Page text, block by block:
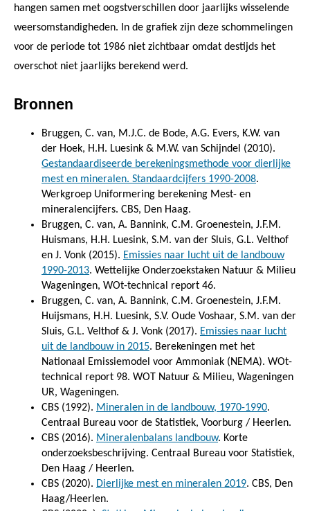
hangen samen met oogstverschillen door jaarlijks wisselende
weersomstandigheden. In de grafiek zijn deze schommelingen
voor de periode tot 1986 niet zichtbaar omdat destijds het
overschot niet jaarlijks berekend werd.
Bronnen
Bruggen, C. van, M.J.C. de Bode, A.G. Evers, K.W. van
der Hoek, H.H. Luesink & M.W. van Schijndel (2010).
Gestandaardiseerde berekeningsmethode voor dierlijke
mest en mineralen. Standaardcijfers 1990-2008.
Werkgroep Uniformering berekening Mest- en
mineralencijfers. CBS, Den Haag.
Bruggen, C. van, A. Bannink, C.M. Groenestein, J.F.M.
Huismans, H.H. Luesink, S.M. van der Sluis, G.L. Velthof
en J. Vonk (2015). Emissies naar lucht uit de landbouw
1990-2013. Wettelijke Onderzoekstaken Natuur & Milieu
Wageningen, WOt-technical report 46.
Bruggen, C. van, A. Bannink, C.M. Groenestein, J.F.M.
Huijsmans, H.H. Luesink, S.V. Oude Voshaar, S.M. van der
Sluis, G.L. Velthof & J. Vonk (2017). Emissies naar lucht
uit de landbouw in 2015. Berekeningen met het
Nationaal Emissiemodel voor Ammoniak (NEMA). WOt-
technical report 98. WOT Natuur & Milieu, Wageningen
UR, Wageningen.
CBS (1992). Mineralen in de landbouw, 1970-1990.
Centraal Bureau voor de Statistiek, Voorburg / Heerlen.
CBS (2016). Mineralenbalans landbouw. Korte
onderzoeksbeschrijving. Centraal Bureau voor Statistiek,
Den Haag / Heerlen.
CBS (2020). Dierlijke mest en mineralen 2019. CBS, Den
Haag/Heerlen.